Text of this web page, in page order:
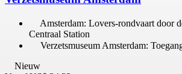
Amsterdam: Lovers-rondvaart door
Centraal Station
Verzetsmuseum Amsterdam:
Nieuw